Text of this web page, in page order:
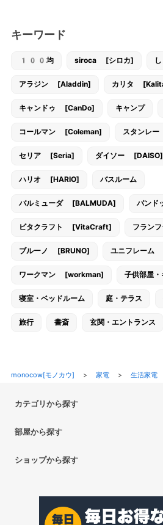
キーワード
100均 siroca [シロカ]
アラジン [Aladdin] カリタ
キャンドゥ [CanDo] キャンプ
コールマン [Coleman] スタンレ
セリア [Seria] ダイソー [DAISO]
ハリオ [HARIO] バスルーム
バルミューダ [BALMUDA] バンド
ビタクラフト [VitaCraft] フラン
ブルーノ [BRUNO] ユニフレーム
ワークマン [workman] 子供部屋
寝室・ベッドルーム 庭・テラス
旅行 書斎 玄関・エントランス
monocow[モノカウ] > 家電> 生活家電
カテゴリから探す
ペット用品 ベビー・キッズ
部屋から探す
トイレ・洗面所 バスルーム 押入れ
玄関・エントランス 庭・テラス/a>
ショップから探す
アイリスオーヤマ しまむら 西松屋